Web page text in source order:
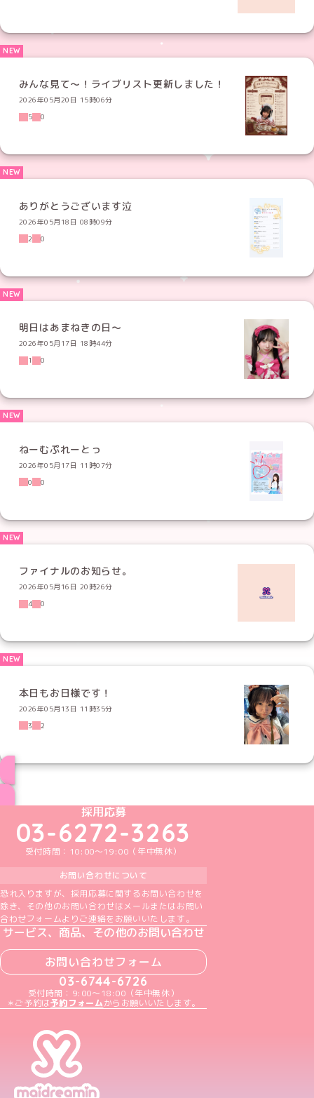
みんな見て〜！ライブリスト更新しました！
2026年05月20日 15時06分
5
0
ありがとうございます泣
2026年05月18日 08時09分
2
0
明日はあまねきの日〜
2026年05月17日 18時44分
1
0
ねーむぷれーとっ
2026年05月17日 11時07分
0
0
ファイナルのお知らせ。
2026年05月16日 20時26分
4
0
本日もお日様です！
2026年05月13日 11時35分
3
2
めいどりーみんTikTok公式アカウント
めいどりーみんX公式アカウント
めいどりーみんInstagram公式アカウント
めいどりーみんFacebook公式アカウン
めいどりーみんYouTube公式アカ
採用応募
03-6272-3263
受付時間：10:00～19:00（年中無休）
お問い合わせについて
恐れ入りますが、採用応募に関するお問い合わせを
除き、その他のお問い合わせはメールまたはお問い
合わせフォームよりご連絡をお願いいたします。
サービス、商品、その他のお問い合わせ
お問い合わせフォーム
03-6744-6726
受付時間：9:00～18:00（年中無休）
＊ご予約は予約フォームからお願いいたします。